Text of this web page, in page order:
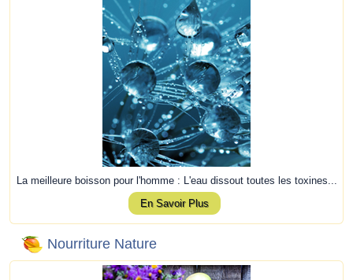
La meilleure boisson pour l'homme : L'eau dissout toutes les toxines...
En Savoir Plus
Nourriture Nature